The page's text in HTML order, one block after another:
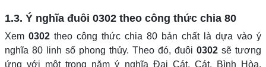
1.3. Ý nghĩa đuôi 0302 theo công thức chia 80
Xem 0302 theo công thức chia 80 bản chất là dựa vào ý
nghĩa 80 linh số phong thủy. Theo đó, đuôi 0302 sẽ tương
ứng với một trong năm ý nghĩa Đại Cát, Cát, Bình Hòa,